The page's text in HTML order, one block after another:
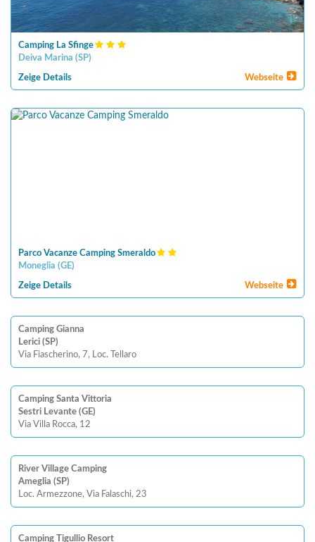
Camping La Sfinge
Deiva Marina (SP)
Zeige Details Webseite
Parco Vacanze Camping Smeraldo
Moneglia (GE)
Zeige Details Webseite
Camping Gianna
Lerici (SP)
Via Fiascherino, 7, Loc. Tellaro
Camping Santa Vittoria
Sestri Levante (GE)
Via Villa Rocca, 12
River Village Camping
Ameglia (SP)
Loc. Armezzone, Via Falaschi, 23
Camping Tigullio Resort